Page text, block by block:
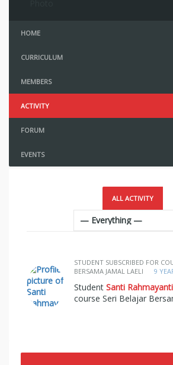
HOME
CURRICULUM
MEMBERS
ACTIVITY
FORUM
EVENTS
ALL ACTIVITY
STUDENT SUBSCRIBED FOR
BERSAMA JAMAL LAELI
9
Student Santi Rahmayanti
course Seri Belajar